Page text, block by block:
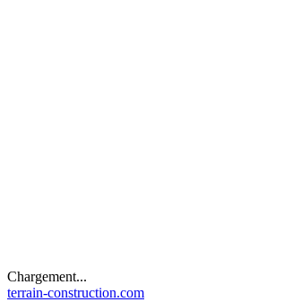
Chargement...
terrain-construction.com